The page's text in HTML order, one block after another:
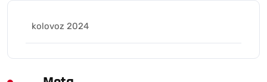
kolovoz 2024